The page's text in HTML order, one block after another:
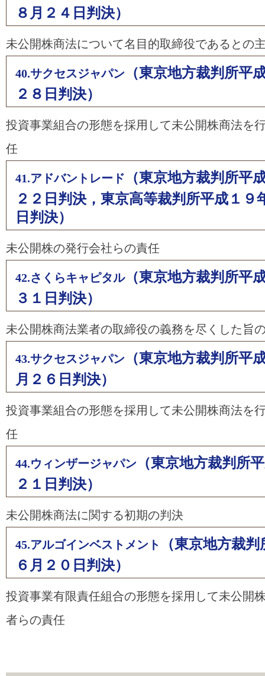
８月２４日判決）
未公開株商法について名目的取締役であるとの
40.サクセスジャパン
（東京地方裁判所平
２８日判決）
投資事業組合の形態を採用して未公開株商法を
任
41.アドバントレード
（東京地方裁判所平
２２日判決，東京高等裁判所平成１９
日判決）
未公開株の発行会社らの責任
42.さくらキャピタル（東京地方裁判所平
３１日判決）
未公開株商法業者の取締役の義務を尽くした旨
43.サクセスジャパン
（東京地方裁判所平
月２６日判決）
投資事業組合の形態を採用して未公開株商法を
任
44.ウィンザージャパン
（東京地方裁判所
２１日判決）
未公開株商法に関する初期の判決
45.アルゴインベストメント
（東京地方裁
６月２０日判決）
投資事業有限責任組合の形態を採用して未公開
者らの責任